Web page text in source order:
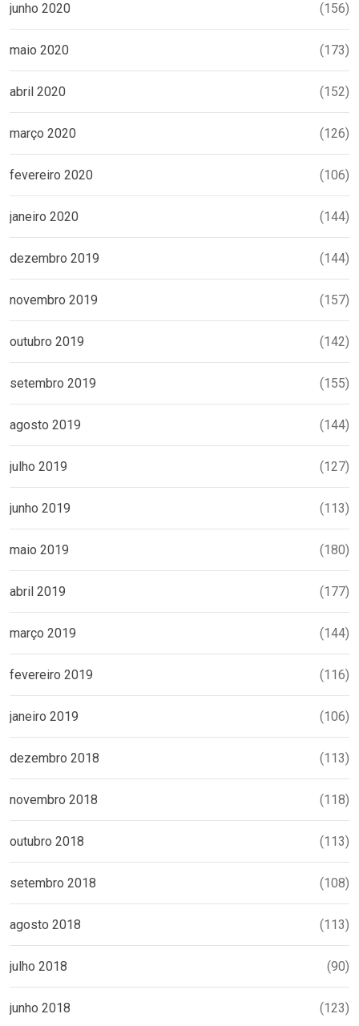
junho 2020 (156)
maio 2020 (173)
abril 2020 (152)
março 2020 (126)
fevereiro 2020 (106)
janeiro 2020 (144)
dezembro 2019 (144)
novembro 2019 (157)
outubro 2019 (142)
setembro 2019 (155)
agosto 2019 (144)
julho 2019 (127)
junho 2019 (113)
maio 2019 (180)
abril 2019 (177)
março 2019 (144)
fevereiro 2019 (116)
janeiro 2019 (106)
dezembro 2018 (113)
novembro 2018 (118)
outubro 2018 (113)
setembro 2018 (108)
agosto 2018 (113)
julho 2018 (90)
junho 2018 (123)